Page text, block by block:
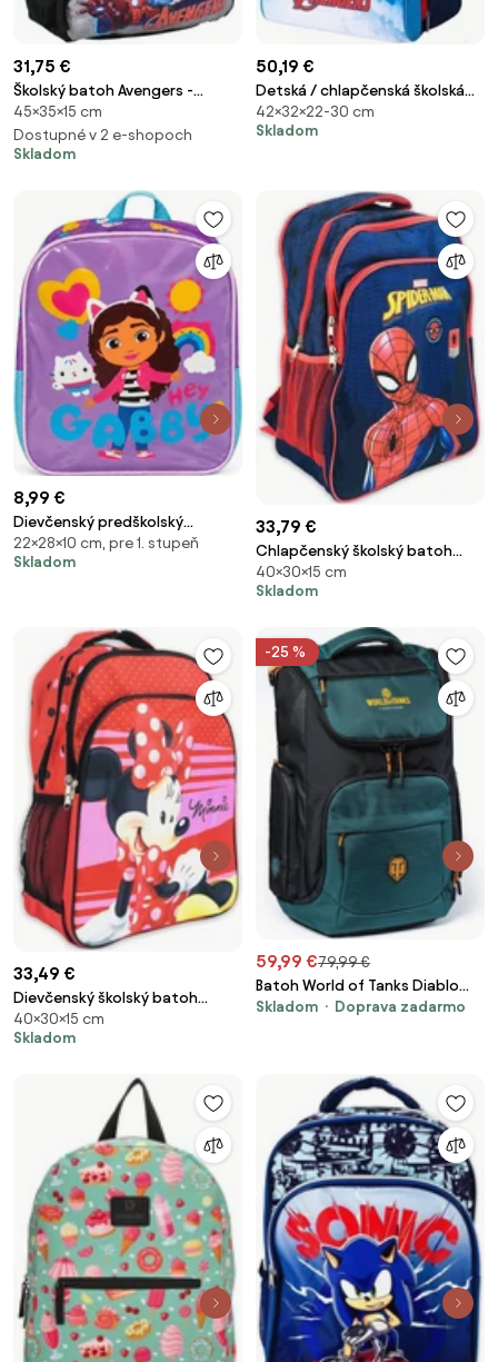
31,75 €
Školský batoh Avengers -
MARVEL
45×35×15 cm
Dostupné v 2 e-shopoch
Skladom
50,19 €
Detská / chlapčenská školská
aktovka Avengers - MARVEL
42×32×22-30 cm
Skladom
8,99 €
Dievčenský predškolský
batôžtek Gábinin kúzelný
domček - motív Hey Gabby - 6L
22×28×10 cm, pre 1. stupeň
Skladom
33,79 €
Chlapčenský školský batoh
Spiderman - MARVEL
40×30×15 cm
Skladom
33,49 €
Dievčenský školský batoh
Disney - Minnie Mouse
40×30×15 cm
Skladom
-25 %
59,99 €79,99 €
Batoh World of Tanks Diablo
Chairs
Skladom Doprava zadarmo